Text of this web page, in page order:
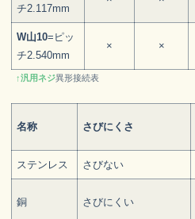
チ2.117mm
W山10=ピッ
チ2.540mm
× ×
↑汎用ネジ異形接続表
名称 さびにくさ
ステンレス さびない
銅 さびにくい